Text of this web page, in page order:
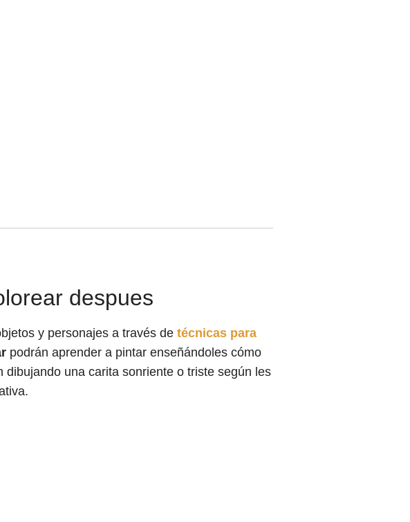
despues
y personajes a través de técnicas para
podrán aprender a pintar enseñándoles cómo
una carita sonriente o triste según les